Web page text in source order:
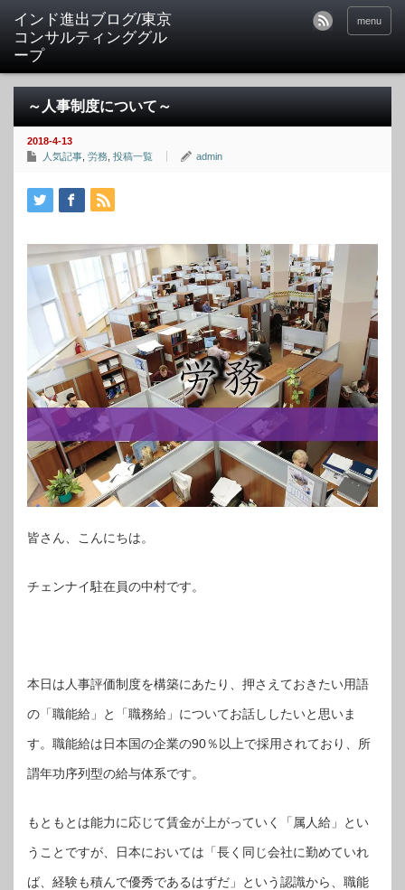
インド進出ブログ/東京
コンサルティンググル
ープ
menu
～人事制度について～
2018-4-13
人気記事 労務 投稿一覧 admin
皆さん、こんにちは。
チェンナイ駐在員の中村です。
本日は人事評価制度を構築にあたり、押さえておきたい用語
の「職能給」と「職務給」についてお話ししたいと思いま
す。職能給は日本国の企業の90％以上で採用されており、所
謂年功序列型の給与体系です。
もともとは能力に応じて賃金が上がっていく「属人給」とい
うことですが、日本においては「長く同じ会社に勤めていれ
ば、経験も積んで優秀であるはずだ」という認識から、職能